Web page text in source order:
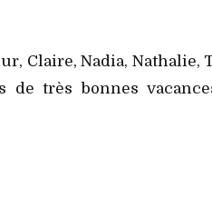
Claire, Nadia, Nathalie,
très bonnes